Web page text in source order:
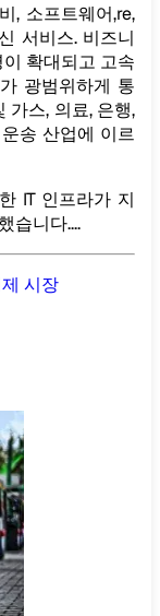
, 소프트웨어,re,
서비스. 비즈니
확대되고 고속
광범위하게 통
가스, 의료, 은행,
송 산업에 이르
IT 인프라가 지
습니다....
시장